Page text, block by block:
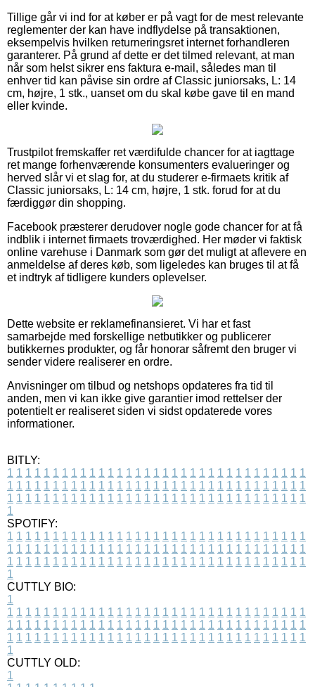
Tillige går vi ind for at køber er på vagt for de mest relevante
reglementer der kan have indflydelse på transaktionen,
eksempelvis hvilken returneringsret internet forhandleren
garanterer. På grund af dette er det tilmed relevant, at man
når som helst sikrer ens faktura e-mail, således man til
enhver tid kan påvise sin ordre af Classic juniorsaks, L: 14
cm, højre, 1 stk., uanset om du skal købe gave til en mand
eller kvinde.
Trustpilot fremskaffer ret værdifulde chancer for at iagttage
ret mange forhenværende konsumenters evalueringer og
herved slår vi et slag for, at du studerer e-firmaets kritik af
Classic juniorsaks, L: 14 cm, højre, 1 stk. forud for at du
færdiggør din shopping.
Facebook præsterer derudover nogle gode chancer for at få
indblik i internet firmaets troværdighed. Her møder vi faktisk
online varehuse i Danmark som gør det muligt at aflevere en
anmeldelse af deres køb, som ligeledes kan bruges til at få
et indtryk af tidligere kunders oplevelser.
Dette website er reklamefinansieret. Vi har et fast
samarbejde med forskellige netbutikker og publicerer
butikkernes produkter, og får honorar såfremt den bruger vi
sender videre realiserer en ordre.
Anvisninger om tilbud og netshops opdateres fra tid til
anden, men vi kan ikke give garantier imod rettelser der
potentielt er realiseret siden vi sidst opdaterede vores
informationer.
BITLY:
1 1 1 1 1 1 1 1 1 1 1 1 1 1 1 1 1 1 1 1 1 1 1 1 1 1 1 1 1 1 1 1 1
1 1 1 1 1 1 1 1 1 1 1 1 1 1 1 1 1 1 1 1 1 1 1 1 1 1 1 1 1 1 1 1 1
1 1 1 1 1 1 1 1 1 1 1 1 1 1 1 1 1 1 1 1 1 1 1 1 1 1 1 1 1 1 1 1 1
1
SPOTIFY:
1 1 1 1 1 1 1 1 1 1 1 1 1 1 1 1 1 1 1 1 1 1 1 1 1 1 1 1 1 1 1 1 1
1 1 1 1 1 1 1 1 1 1 1 1 1 1 1 1 1 1 1 1 1 1 1 1 1 1 1 1 1 1 1 1 1
1 1 1 1 1 1 1 1 1 1 1 1 1 1 1 1 1 1 1 1 1 1 1 1 1 1 1 1 1 1 1 1 1
1
CUTTLY BIO:
1
1 1 1 1 1 1 1 1 1 1 1 1 1 1 1 1 1 1 1 1 1 1 1 1 1 1 1 1 1 1 1 1 1
1 1 1 1 1 1 1 1 1 1 1 1 1 1 1 1 1 1 1 1 1 1 1 1 1 1 1 1 1 1 1 1 1
1 1 1 1 1 1 1 1 1 1 1 1 1 1 1 1 1 1 1 1 1 1 1 1 1 1 1 1 1 1 1 1 1
1
CUTTLY OLD:
1